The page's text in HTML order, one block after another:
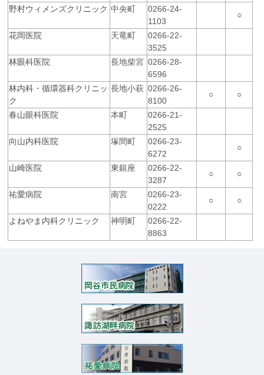
野村ウィメンズクリニック 中央町
0266-24-
1103
○
花岡医院 天竜町
0266-22-
3525
林眼科医院
長地柴宮 0266-28-
6596
林内科・循環器科クリニッ
ク
長地小萩 0266-26-
8100
○ ○
春山眼科医院 本町
0266-21-
2525
向山内科医院
塚間町
0266-23-
6272
○
山崎医院 東銀座
0266-22-
3287
○ ○
祐愛病院 南宮
0266-23-
0222
○ ○
よねやま内科クリニック 神明町
0266-22-
8863